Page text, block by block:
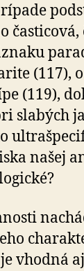
(117),
(119),
slabých
našej
vhodná